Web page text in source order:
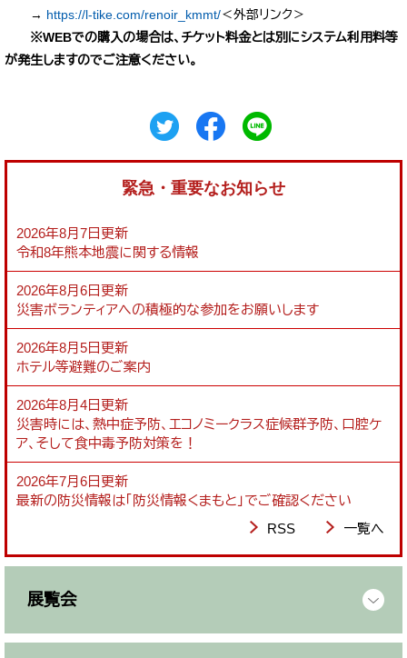
→ https://l-tike.com/renoir_kmmt/＜外部リンク＞
※WEBでの購入の場合は、チケット料金とは別にシステム利用料等
が発生しますのでご注意ください。
緊急・重要なお知らせ
2026年8月7日更新
令和8年熊本地震に関する情報
2026年8月6日更新
災害ボランティアへの積極的な参加をお願いします
2026年8月5日更新
ホテル等避難のご案内
2026年8月4日更新
災害時には、熱中症予防、エコノミークラス症候群予防、口腔ケ
ア、そして食中毒予防対策を！
2026年7月6日更新
最新の防災情報は「防災情報くまもと」でご確認ください
RSS
一覧へ
展覧会